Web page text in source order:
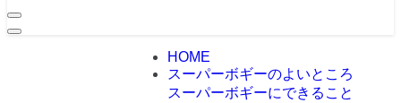
HOME
スーパーボギーのよいところ
スーパーボギーにできること